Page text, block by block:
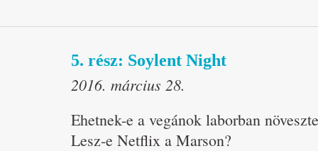
5. rész: Soylent Night
2016. március 28.
Ehetnek-e a vegánok laborban
Lesz-e Netflix a Marson?